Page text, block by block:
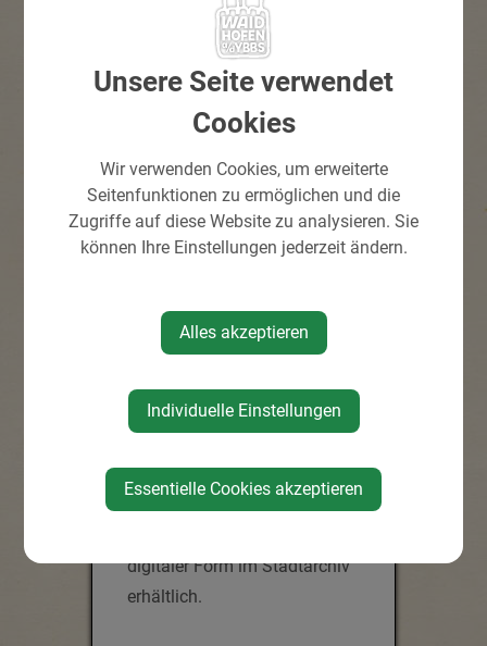
Ab sofort stehen die
Wochenausgaben des „Boten
von der Ybbs“ hier kostenlos
zum Download zur
Service wollen wir die
Recherchen über Stadt- oder
Familiengeschichten
einfacher machen und einen
Historie ermöglichen.
Gründen, können nur jene
digitaler Form im Stadtarchiv
erhältlich.
Unsere Seite verwendet
Cookies
Wir verwenden Cookies, um erweiterte
Seitenfunktionen zu ermöglichen und die
Zugriffe auf diese Website zu analysieren. Sie
können Ihre Einstellungen jederzeit ändern.
Alles akzeptieren
Individuelle Einstellungen
Essentielle Cookies akzeptieren